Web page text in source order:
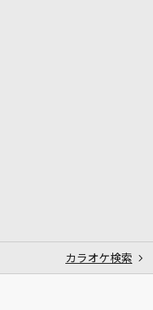
カラオケ検索